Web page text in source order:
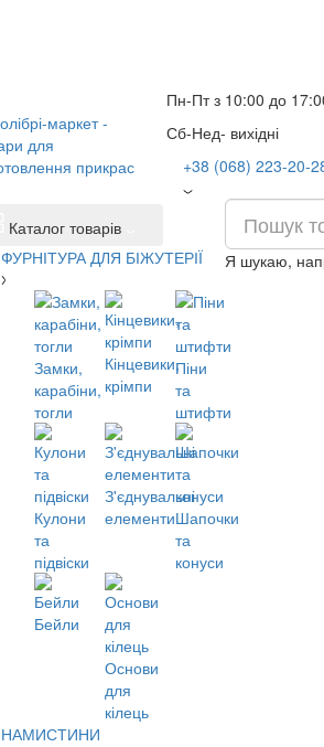
Пн-Пт з 10:00 до
Сб-Нед- вихідні
+38 (068) 223-20-
Каталог товарів
ФУРНІТУРА ДЛЯ БІЖУТЕРІЇ
Замки,
карабіни,
тогли
Кінцевики,
крімпи
Піни
та
штифти
Кулони
та
підвіски
З'єднувальні
елементиШапочки
та
конуси
Бейли
Основи
для
кілець
НАМИСТИНИ
Я шукаю,